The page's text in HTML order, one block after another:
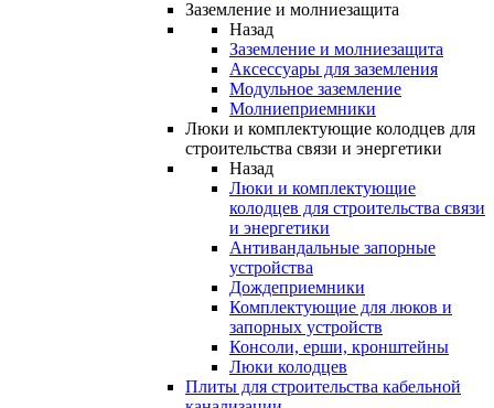
Заземление и молниезащита
Назад
Заземление и молниезащита
Аксессуары для заземления
Модульное заземление
Молниеприемники
Люки и комплектующие колодцев для
строительства связи и энергетики
Назад
Люки и комплектующие
колодцев для строительства связи
и энергетики
Антивандальные запорные
устройства
Дождеприемники
Комплектующие для люков и
запорных устройств
Консоли, ерши, кронштейны
Люки колодцев
Плиты для строительства кабельной